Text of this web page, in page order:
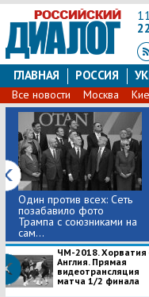
ГЛАВНАЯ РОССИЯ
Все новости Москва
Один против всех: Сеть
позабавило фото
Трампа с союзниками на
сам...
ЧМ-2018. Хорватия
Англия. Прямая
видеотрансляция
матча 1/2 финала